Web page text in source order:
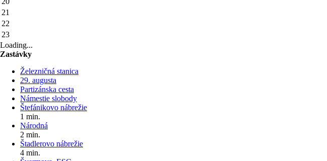
21
22
23
Loading...
Zastávky
Železničná stanica
29. augusta
Partizánska cesta
Námestie slobody
Štefánikovo nábrežie
1 min.
Národná
2 min.
Štadlerovo nábrežie
4 min.